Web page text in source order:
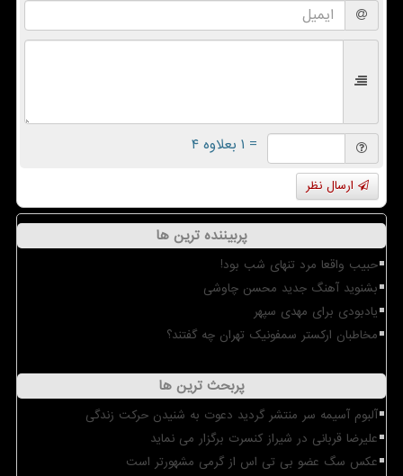
= ۱ بعلاوه ۴
ارسال نظر
پربیننده ترین ها
حبیب واقعا مرد تنهای شب بود!
بشنوید آهنگ جدید محسن چاوشی
یادبودی برای مهدی سپهر
مخاطبان ارکستر سمفونیک تهران چه گفتند؟
پربحث ترین ها
آلبوم آسیمه سر منتشر گردید دعوت به شنیدن حرکت زندگی
علیرضا قربانی در شیراز کنسرت برگزار می نماید
عکس سگ عضو بی تی اس از گرمی مشهورتر است